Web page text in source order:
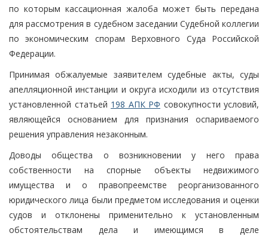
по которым кассационная жалоба может быть передана
для рассмотрения в судебном заседании Судебной коллегии
по экономическим спорам Верховного Суда Российской
Федерации.
Принимая обжалуемые заявителем судебные акты, суды
апелляционной инстанции и округа исходили из отсутствия
установленной статьей 198 АПК РФ совокупности условий,
являющейся основанием для признания оспариваемого
решения управления незаконным.
Доводы общества о возникновении у него права
собственности на спорные объекты недвижимого
имущества и о правопреемстве реорганизованного
юридического лица были предметом исследования и оценки
судов и отклонены применительно к установленным
обстоятельствам дела и имеющимся в деле